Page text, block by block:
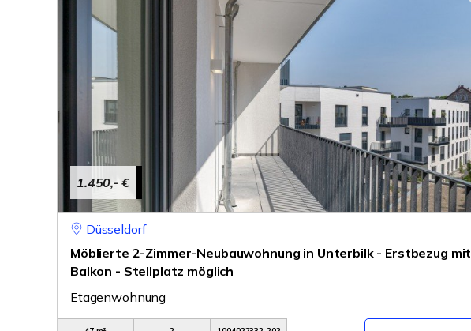
1.450,- €
Düsseldorf
Möblierte 2-Zimmer-Neubauwohnung in Unterbilk - Erstbezug mit
Balkon - Stellplatz möglich
Etagenwohnung